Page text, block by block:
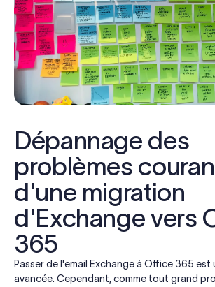
Dépannage des
problèmes
d'une migration
d'Exchange vers
365
Passer de l'email Exchange à Office 365 est
avancée. Cependant, comme tout grand